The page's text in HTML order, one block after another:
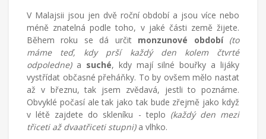
životě
cizích
zemích,
mateřství
radostech
všednodenního
života.
V Malajsii jsou jen dvě roční období a jsou více nebo
méně znatelná podle toho, v jaké části země žijete.
Během roku se dá určit monzunové období
(to
máme teď, kdy prší každý den kolem čtvrté
odpoledne)a suché, kdy mají silné bouřky a lijáky
vystřídat občasné přeháňky. To by ovšem mělo nastat
až v březnu, tak jsem zvědavá, jestli to poznáme.
Obvyklé počasí ale tak jako tak bude zřejmě jako když
v létě zajdete do skleníku - teplo (každý den mezi
třiceti až dvaatřiceti stupni)a vlhko.